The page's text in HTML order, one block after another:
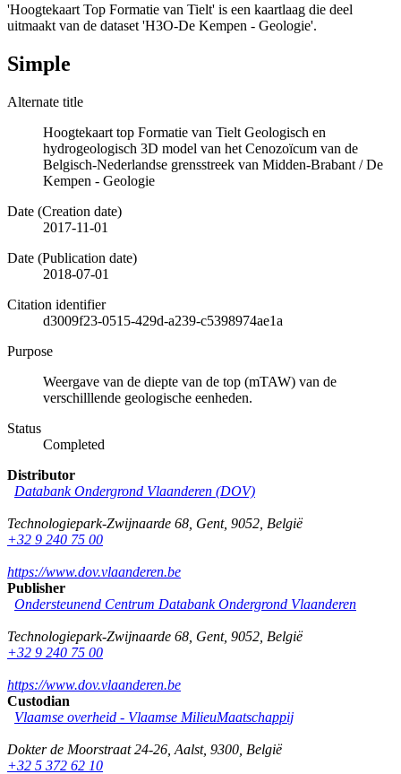
'Hoogtekaart Top Formatie van Tielt' is een kaartlaag die deel
uitmaakt van de dataset 'H3O-De Kempen - Geologie'.
Simple
Alternate title
Hoogtekaart top Formatie van Tielt Geologisch en
hydrogeologisch 3D model van het Cenozoïcum van de
Belgisch-Nederlandse grensstreek van Midden-Brabant / De
Kempen - Geologie
Date (Creation date)
2017-11-01
Date (Publication date)
2018-07-01
Citation identifier
d3009f23-0515-429d-a239-c5398974ae1a
Purpose
Weergave van de diepte van de top (mTAW) van de
verschilllende geologische eenheden.
Status
Completed
Distributor
Databank Ondergrond Vlaanderen (DOV)
Technologiepark-Zwijnaarde 68 Gent, 9052 België
+32 9 240 75 00
https://www.dov.vlaanderen.be
Publisher
Ondersteunend Centrum Databank Ondergrond Vlaanderen
Technologiepark-Zwijnaarde 68 Gent, 9052 België
+32 9 240 75 00
https://www.dov.vlaanderen.be
Custodian
Vlaamse overheid - Vlaamse MilieuMaatschappij
Dokter de Moorstraat 24-26 Aalst, 9300 België
+32 5 372 62 10